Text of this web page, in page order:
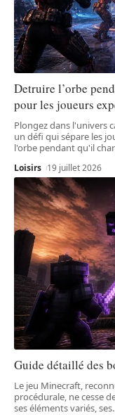
Detruire l’orbe
pour les joueurs
Plongez dans l'univers
un défi qui sépare les
l'orbe pendant qu'il
Loisirs 19 juillet 2026
Guide détaillé des
Le jeu Minecraft,
procédurale, ne cesse
ses éléments variés, ses